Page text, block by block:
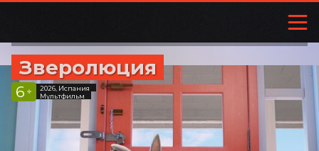
Зверолюция
6 +
2026, Испания
Мультфильм